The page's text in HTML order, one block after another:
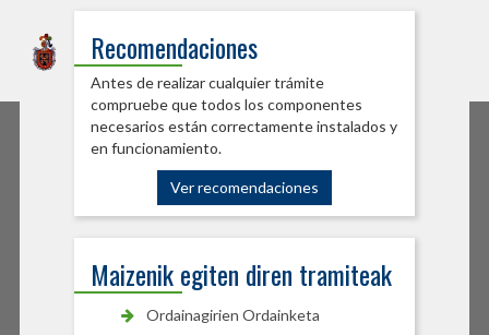
Sede Electrónica
Burlatako Udala
Recomendaciones
Antes de realizar cualquier trámite
compruebe que todos los componentes
necesarios están correctamente instalados y
en funcionamiento.
Ver recomendaciones
Maizenik egiten diren tramiteak
Ordainagirien Ordainketa